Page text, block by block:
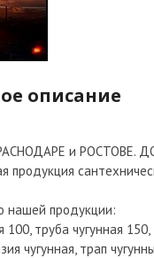
описание
и РОСТОВЕ.
продукция
нашей продукции:
100, труба чугунная
чугунная, трап